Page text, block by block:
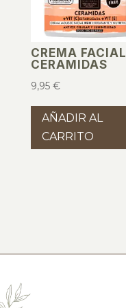
CREMA FACIAL
CERAMIDAS
9,95 €
AÑADIR AL
CARRITO